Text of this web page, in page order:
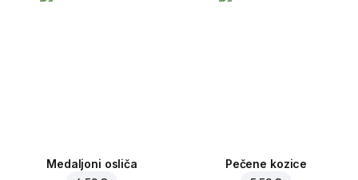
Medaljoni osliča Pečene kozice